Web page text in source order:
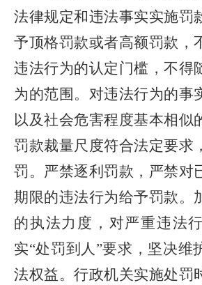
法律规定和违法事实实施罚
予顶格罚款或者高额罚款，
违法行为的认定门槛，不得
为的范围。对违法行为的事
以及社会危害程度基本相似
罚款裁量尺度符合法定要求
罚。严禁逐利罚款，严禁对
期限的违法行为给予罚款。
的执法力度，对严重违法
实“处罚到人”要求，坚决维
法权益。行政机关实施处罚